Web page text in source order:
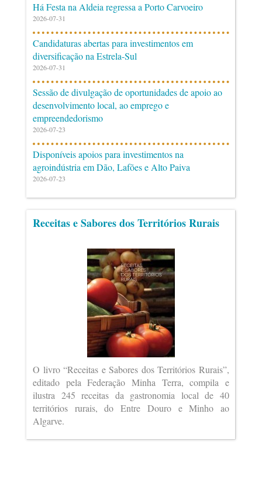
Há Festa na Aldeia regressa a Porto Carvoeiro
2026-07-31
Candidaturas abertas para investimentos em
diversificação na Estrela-Sul
2026-07-31
Sessão de divulgação de oportunidades de apoio ao
desenvolvimento local, ao emprego e
empreendedorismo
2026-07-23
Disponíveis apoios para investimentos na
agroindústria em Dão, Lafões e Alto Paiva
2026-07-23
Receitas e Sabores dos Territórios Rurais
O livro “Receitas e Sabores dos Territórios Rurais”,
editado pela Federação Minha Terra, compila e
ilustra 245 receitas da gastronomia local de 40
territórios rurais, do Entre Douro e Minho ao
Algarve.